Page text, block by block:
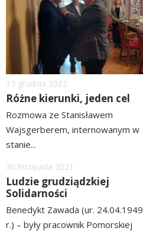
Dodano
13 grudnia 2022
Różne kierunki, jeden cel
Rozmowa ze Stanisławem
Wajsgerberem, internowanym w
stanie...
więcej
Dodano
30 listopada 2021
Ludzie grudziądzkiej
Solidarności
Benedykt Zawada (ur. 24.04.1949
r.) – były pracownik Pomorskiej